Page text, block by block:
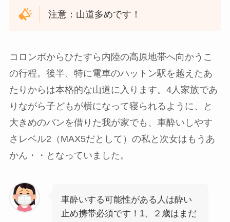
注意：山道多めです！
コロンボからひたすら内陸の高原地帯へ向かうこ
の行程。後半、特に電車のハットン駅を越えたあ
たりからは本格的な山道に入ります。4人家族であ
りながら子どもが横になって寝られるように、と
大きめのバンを借りた我が家でも、車酔いしやす
さレベル2（MAX5だとして）の私と次女はもうあ
かん・・となっていました。
車酔いする可能性がある人は酔い
止め携帯必須です！1、２歳はまだ